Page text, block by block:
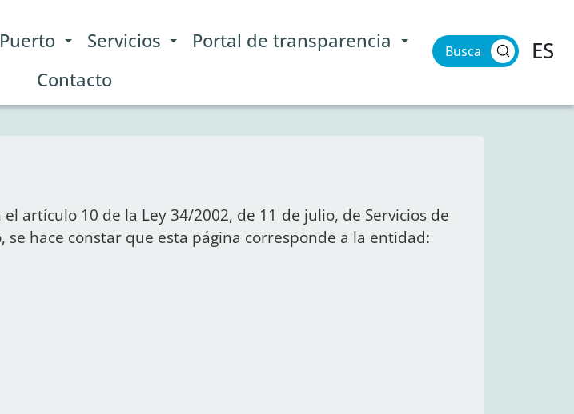
Puerto Servicios
Portal de transparencia
Contacto
Buscar ES
artículo 10 de la Ley 34/2002, de 11 de julio, de Servicios de
hace constar que esta página corresponde a la entidad: